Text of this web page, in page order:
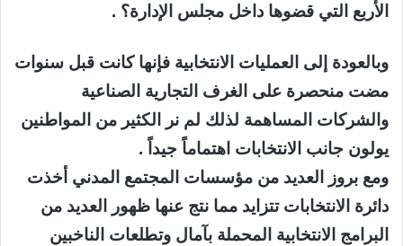
الأربع التي قضوها داخل مجلس الإدارة؟ .
وبالعودة إلى العمليات الانتخابية فإنها كانت قبل سنوات
مضت منحصرة على الغرف التجارية الصناعية
والشركات المساهمة لذلك لم نر الكثير من المواطنين
يولون جانب الانتخابات اهتماماً جيداً .
ومع بروز العديد من مؤسسات المجتمع المدني أخذت
دائرة الانتخابات تتزايد مما نتج عنها ظهور العديد من
البرامج الانتخابية المحملة بآمال وتطلعات الناخبين